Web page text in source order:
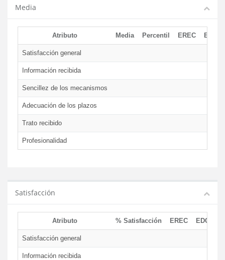
Media
Atributo Media Percentil EREC
Satisfacción general
Información recibida
Sencillez de los mecanismos
Adecuación de los plazos
Trato recibido
Profesionalidad
Satisfacción
Atributo % Satisfacción EREC EDCEN
Satisfacción general
Información recibida